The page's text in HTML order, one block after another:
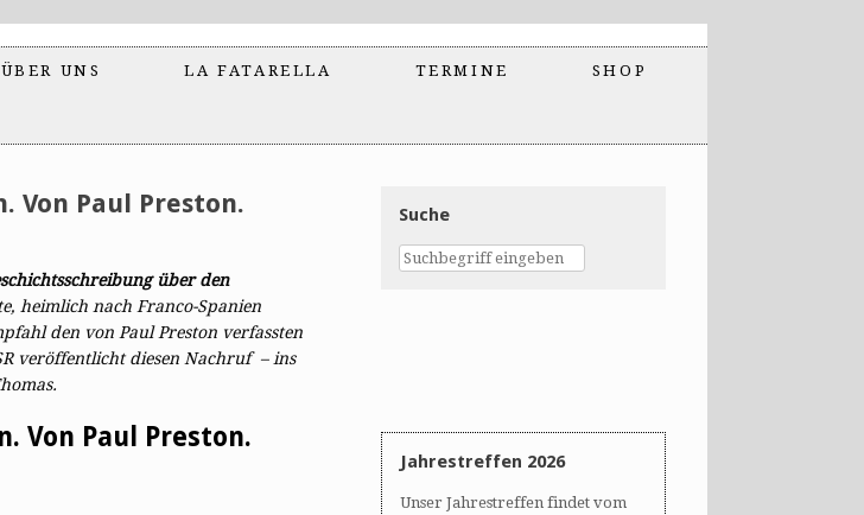
ÜBER UNS LA FATARELLA TERMINE SHOP
Von Paul Preston.
über den
heimlich nach Franco-Spanien
den von Paul Preston verfassten
veröffentlicht diesen Nachruf – ins
Von Paul Preston.
Suche
Jahrestreffen 2026
Unser Jahrestreffen findet vom